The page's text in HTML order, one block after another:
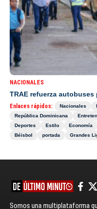
NACIONALES
TRAE refuerza autobuses
Enlaces rápidos: Nacionales
República Dominicana
Deportes
Estilo Economía
Béisbol
portada Grandes
Somos una multiplataforma